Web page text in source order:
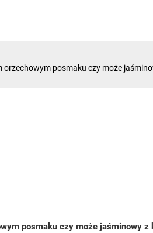
orzechowym posmaku czy może
za długie, cienki
posmaku czy może jaśminowy